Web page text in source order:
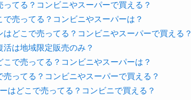
てる？コンビニやスーパーで買える？
売ってる？コンビニやスーパーは？
どこで売ってる？コンビニやスーパーで買える？
は地域限定販売のみ？
で売ってる？コンビニやスーパーは？
ってる？コンビニやスーパーで買える？
はどこで売ってる？コンビニで買える？